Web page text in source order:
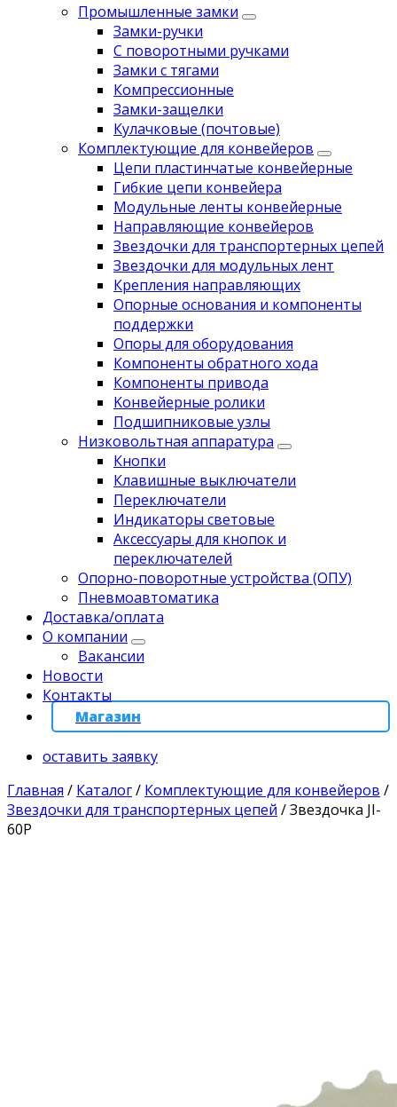
Промышленные замки
Замки-ручки
С поворотными ручками
Замки с тягами
Компрессионные
Замки-защелки
Кулачковые (почтовые)
Комплектующие для конвейеров
Цепи пластинчатые конвейерные
Гибкие цепи конвейера
Модульные ленты конвейерные
Направляющие конвейеров
Звездочки для транспортерных цепей
Звездочки для модульных лент
Крепления направляющих
Опорные основания и компоненты
поддержки
Опоры для оборудования
Компоненты обратного хода
Компоненты привода
Koнвейерныe pолики
Подшипниковые узлы
Низковольтная аппаратура
Кнопки
Клавишные выключатели
Переключатели
Индикаторы световые
Аксессуары для кнопок и
переключателей
Опорно-поворотные устройства (ОПУ)
Пневмоавтоматика
Доставка/оплата
О компании
Вакансии
Новости
Контакты
Магазин
оставить заявку
Главная / Каталог/ Комплектующие для конвейеров /
Звездочки для транспортерных цепей /Звездочка JI-
60P